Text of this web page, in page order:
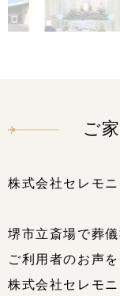
ご
株式会社セレモ
堺市立斎場で葬
ご利用者のお声
株式会社セレモ